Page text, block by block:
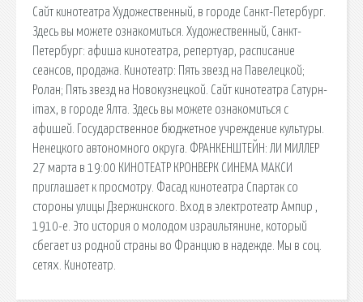
Сайт кинотеатра Художественный, в городе Санкт-Петербург.
Здесь вы можете ознакомиться. Художественный, Санкт-
Петербург: афиша кинотеатра, репертуар, расписание
сеансов, продажа. Кинотеатр: Пять звезд на Павелецкой;
Ролан; Пять звезд на Новокузнецкой. Сайт кинотеатра Сатурн-
imax, в городе Ялта. Здесь вы можете ознакомиться с
афишей. Государственное бюджетное учреждение культуры.
Ненецкого автономного округа. ФРАНКЕНШТЕЙН: ЛИ МИЛЛЕР
27 марта в 19:00 КИНОТЕАТР КРОНВЕРК СИНЕМА МАКСИ
приглашает к просмотру. Фасад кинотеатра Спартак со
стороны улицы Дзержинского. Вход в электротеатр Ампир ,
1910-е. Это история о молодом израильтянине, который
сбегает из родной страны во Францию в надежде. Мы в соц.
сетях. Кинотеатр.